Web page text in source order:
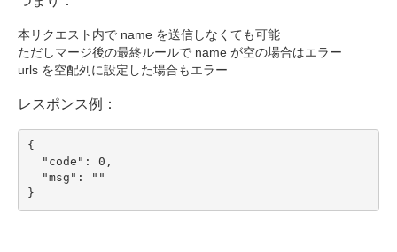
本リクエスト内で name を送信しなくても可能
ただしマージ後の最終ルールで name が空の場合はエラー
urls を空配列に設定した場合もエラー
レスポンス例：
{
  "code": 0,
  "msg": ""
}